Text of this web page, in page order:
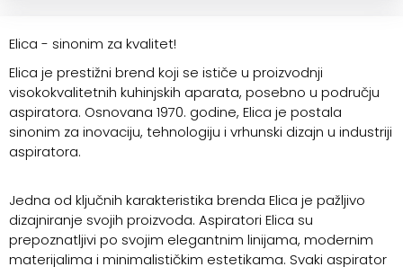
Elica - sinonim za kvalitet!
Elica je prestižni brend koji se ističe u proizvodnji
visokokvalitetnih kuhinjskih aparata, posebno u području
aspiratora. Osnovana 1970. godine, Elica je postala
sinonim za inovaciju, tehnologiju i vrhunski dizajn u industriji
aspiratora.
Jedna od ključnih karakteristika brenda Elica je pažljivo
dizajniranje svojih proizvoda. Aspiratori Elica su
prepoznatljivi po svojim elegantnim linijama, modernim
materijalima i minimalističkim estetikama. Svaki aspirator